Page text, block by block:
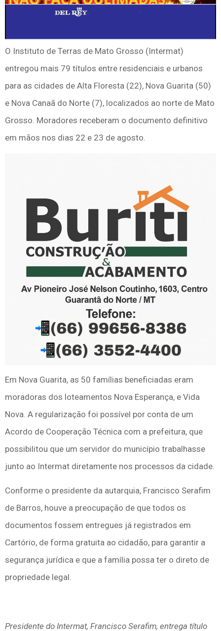
O Instituto de Terras de Mato Grosso (Intermat)
entregou mais 79 títulos entre residenciais e urbanos
para as cidades de Alta Floresta (22), Nova Guarita (50)
e Nova Canaã do Norte (7), localizados ao norte de Mato
Grosso. Moradores receberam o documento definitivo
em mãos nos dias 22 e 23 de agosto.
Em Nova Guarita, as 50 famílias beneficiadas eram
moradoras dos loteamentos Nova Esperança, e Vida
Nova. A regularização foi possível por conta de um
Acordo de Cooperação Técnica com a prefeitura, que
possibilitou que um servidor do município trabalhasse
junto ao Intermat diretamente nos processos da cidade.
Conforme o presidente da autarquia, Francisco Serafim
de Barros, houve a preocupação de que todos os
documentos fossem entregues já registrados em
Cartório, de forma gratuita ao cidadão, para garantir a
segurança jurídica e que a família possa ter o direto de
propriedade legal.
Presidente do Intermat, Francisco Serafim, entrega título